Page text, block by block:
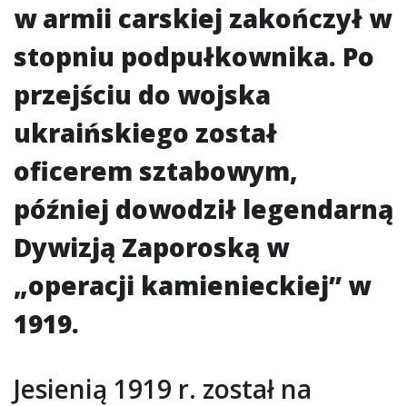
w armii carskiej zakończył w
stopniu podpułkownika. Po
przejściu do wojska
ukraińskiego został
oficerem sztabowym,
później dowodził legendarną
Dywizją Zaporoską w
„operacji kamienieckiej” w
1919.
Jesienią 1919 r. został na